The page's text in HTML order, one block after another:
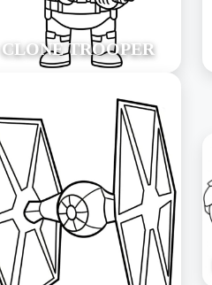
CLONE TROOPER